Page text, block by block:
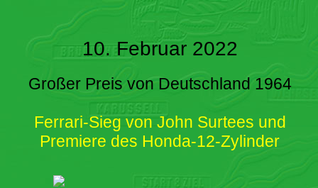
10. Februar 2022
Großer Preis von Deutschland 1964
Ferrari-Sieg von John Surtees und
Premiere des Honda-12-Zylinder